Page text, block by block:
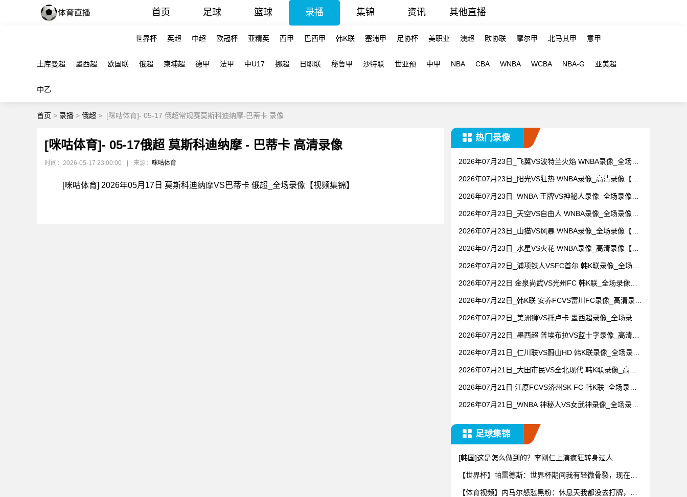
首页 足球 篮球 录播 集锦 资讯 其他直播
世界杯 英超 中超 欧冠杯 亚精英 西甲 巴西甲 韩K联 塞浦甲 足协杯 美职业 澳超 欧协联 摩尔甲 北马其甲 意甲
土库曼超 墨西超 欧国联 俄超 柬埔超 德甲 法甲 中U17 挪超 日职联 秘鲁甲 沙特联 世亚预 中甲 NBA CBA WNBA WCBA NBA-G 亚美超
中乙
首页 > 录播 > 俄超 > [咪咕体育]- 05-17 俄超常规赛莫斯科迪纳摩-巴蒂卡 录像
[咪咕体育]- 05-17俄超 莫斯科迪纳摩 - 巴蒂卡 高清录像
时间：2026-05-17 23:00:00 来源： 咪咕体育
[咪咕体育] 2026年05月17日 莫斯科迪纳摩VS巴蒂卡 俄超_全场录像【视频集锦】
热门录像
2026年07月23日_飞翼VS波特兰火焰 WNBA录像_全场录
2026年07月23日_阳光VS狂热 WNBA录像_高清录像【全
2026年07月23日_WNBA 王牌VS神秘人录像_全场录像
2026年07月23日_天空VS自由人 WNBA录像_全场录像
2026年07月23日_山猫VS风暴 WNBA录像_全场录像【高
2026年07月23日_水星VS火花 WNBA录像_高清录像【全
2026年07月22日_浦项铁人VSFC首尔 韩K联录像_全场录
2026年07月22日 金泉尚武VS光州FC 韩K联_全场录像
2026年07月22日_韩K联 安养FCVS富川FC录像_高清录像
2026年07月22日_美洲狮VS托卢卡 墨西超录像_全场录像
2026年07月22日_墨西超 普埃布拉VS蓝十字录像_高清录
2026年07月21日_仁川联VS蔚山HD 韩K联录像_全场录像
2026年07月21日_大田市民VS全北现代 韩K联录像_高清
2026年07月21日 江原FCVS济州SK FC 韩K联_全场录像
2026年07月21日_WNBA 神秘人VS女武神录像_全场录像
足球集锦
[韩国]这是怎么做到的？李刚仁上演疯狂转身过人
【世界杯】帕雷德斯：世界杯期间我有轻微骨裂，现在好
【体育视频】内马尔怒怼黑粉：休息天我都没去打牌，别